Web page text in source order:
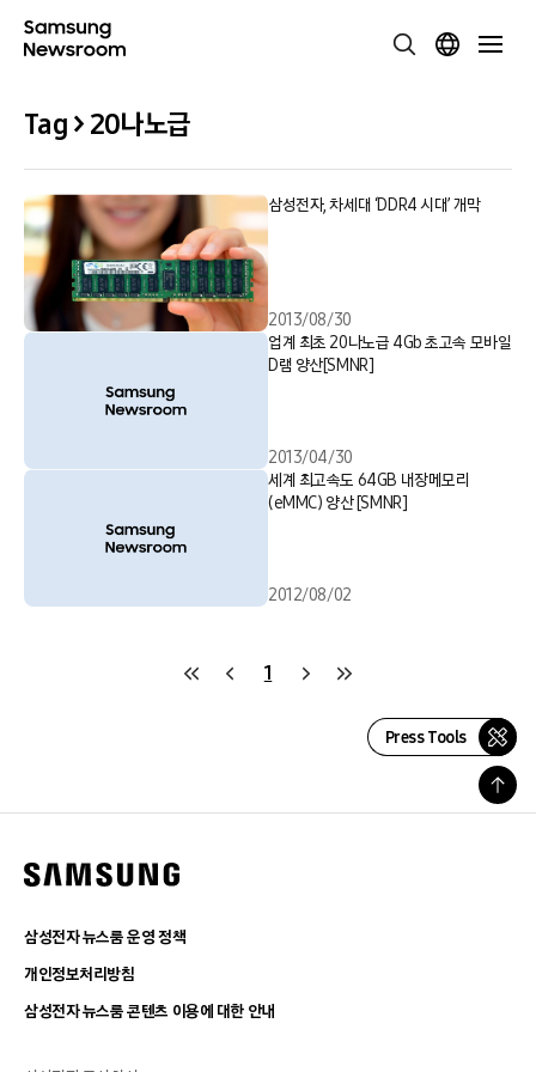
Tag > 20나노급
삼성전자, 차세대 ‘DDR4 시대’ 개막
2013/08/30
업계 최초 20나노급 4Gb 초고속 모바일
D램 양산[SMNR]
2013/04/30
세계 최고속도 64GB 내장메모리
(eMMC) 양산 [SMNR]
2012/08/02
1
Press Tools
삼성전자 뉴스룸 운영 정책
개인정보처리방침
삼성전자 뉴스룸 콘텐츠 이용에 대한 안내